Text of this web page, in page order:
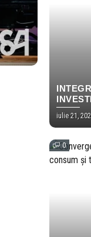
ȘI ICR
iulie 21,
0